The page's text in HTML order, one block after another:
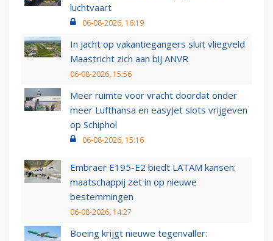
luchtvaart
06-08-2026, 16:19
In jacht op vakantiegangers sluit vliegveld
Maastricht zich aan bij ANVR
06-08-2026, 15:56
Meer ruimte voor vracht doordat onder
meer Lufthansa en easyJet slots vrijgeven
op Schiphol
06-08-2026, 15:16
Embraer E195-E2 biedt LATAM kansen:
maatschappij zet in op nieuwe
bestemmingen
06-08-2026, 14:27
Boeing krijgt nieuwe tegenvaller: